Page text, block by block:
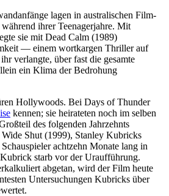
lagen in australischen Film-
ihrer Teenagerjahre. Mit
sie mit Dead Calm (1989)
— einem wortkargen Thriller auf
verlangte, über fast die gesamte
ein Klima der Bedrohung
Hollywoods. Bei Days of Thunder
kennen; sie heirateten noch im selben
des folgenden Jahrzehnts
Wide Shut (1999), Stanley Kubricks
achtzehn Monate lang in
starb vor der Uraufführung.
abgetan, wird der Film heute
Untersuchungen Kubricks über